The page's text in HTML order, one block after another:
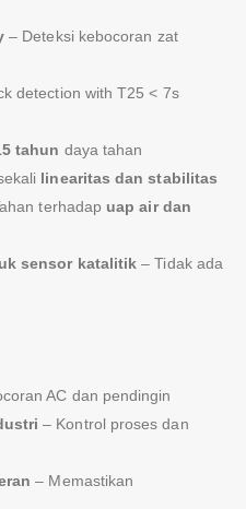
– Deteksi kebocoran zat
detection with T25 < 7s
tahun daya tahan
linearitas dan stabilitas
terhadap uap air dan
sensor katalitik – Tidak ada
AC dan pendingin
– Kontrol proses dan
– Memastikan